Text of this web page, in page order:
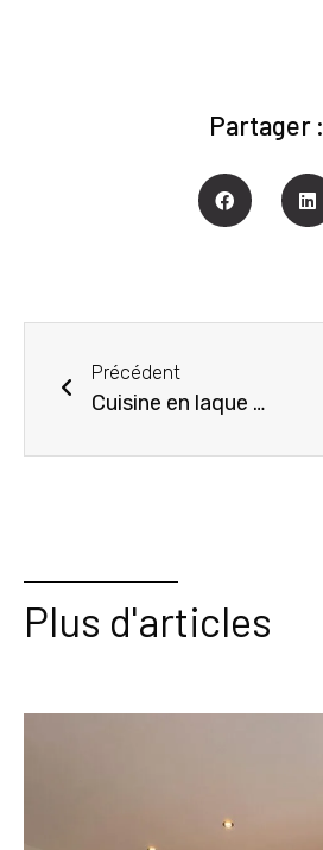
Partager :
Précédent
Cuisine en laque magnolia sans poignées manganèze
Plus d'articles